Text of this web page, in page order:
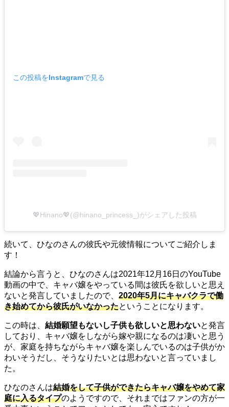
この投稿をInstagramで見る
💖Hinano💖(@hinano_princess_)がシェアした投稿
続いて、ひなのさんの彼氏や元彼情報についてご紹介しま
す！
結論から言うと、ひなのさんは2021年12月16日のYouTube
動画の中で、キャバ嬢をやっている間は彼氏を欲しいと思え
ないと発言していましたので、 2020年5月にキャバクラで働
き始めてから彼氏がいなかったということになります。
この時は、 結婚願望もないし子供も欲しいと思わないと発言
しており、キャバ嬢をしながら嫁や親になるのは凄いと思う
が、家庭を持ちながらキャバ嬢を楽しんでいるのは子供がか
わいそうだし、そうなりたいとは思わないと言っていまし
た。
ひなのさんは結婚をして子供ができたらキャバ嬢をやめて家
庭に入るタイプのようですので、それまではファンの方が一